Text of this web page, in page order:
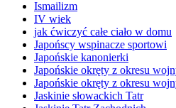
Ismailizm
IV wiek
jak ćwiczyć całe ciało w domu
Japońscy wspinacze sportowi
Japońskie kanonierki
Japońskie okręty z okresu
Japońskie okręty z okresu
Jaskinie słowackich Tatr